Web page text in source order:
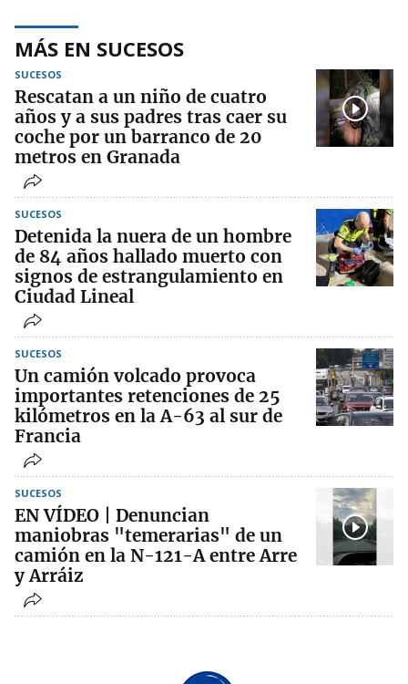
MÁS EN SUCESOS
SUCESOS
Rescatan a un niño de cuatro
años y a sus padres tras caer su
coche por un barranco de 20
metros en Granada
SUCESOS
Detenida la nuera de un hombre
de 84 años hallado muerto con
signos de estrangulamiento en
Ciudad Lineal
SUCESOS
Un camión volcado provoca
importantes retenciones de 25
kilómetros en la A-63 al sur de
Francia
SUCESOS
EN VÍDEO | Denuncian
maniobras "temerarias" de un
camión en la N-121-A entre Arre
y Arráiz